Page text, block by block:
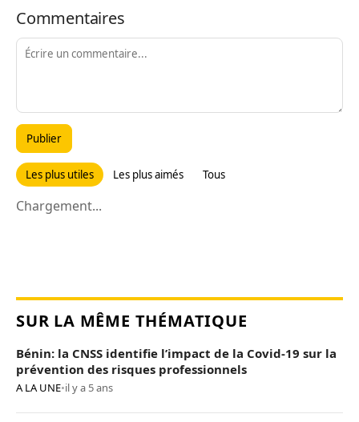
Commentaires
Publier
Les plus utiles Les plus aimés Tous
Chargement...
SUR LA MÊME THÉMATIQUE
Bénin: la CNSS identifie l’impact de la Covid-19 sur la
prévention des risques professionnels
A LA UNE•il y a 5 ans